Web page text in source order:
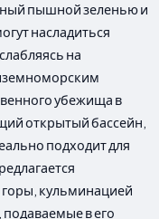
пышной зеленью и
насладиться
на
убежища в
открытый бассейн,
подходит для
кульминацией
в его